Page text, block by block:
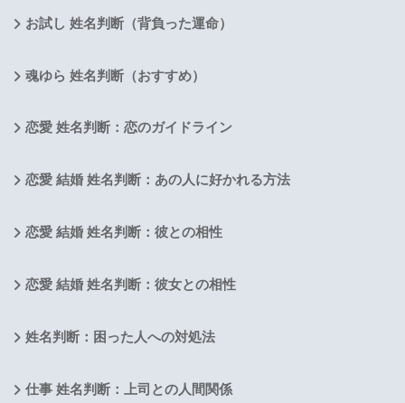
お試し 姓名判断（背負った運命）
魂ゆら 姓名判断（おすすめ）
恋愛 姓名判断：恋のガイドライン
恋愛 結婚 姓名判断：あの人に好かれる方法
恋愛 結婚 姓名判断：彼との相性
恋愛 結婚 姓名判断：彼女との相性
姓名判断：困った人への対処法
仕事 姓名判断：上司との人間関係